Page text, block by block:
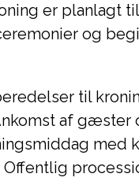
er planlagt
og
til
af